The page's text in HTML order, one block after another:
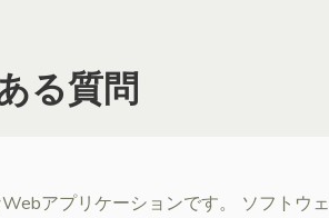
る質問
アプリケーションです。 ソフトウ